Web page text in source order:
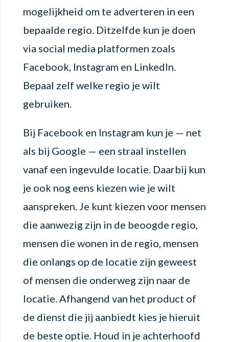
mogelijkheid om te adverteren in een
bepaalde regio. Ditzelfde kun je doen
via social media platformen zoals
Facebook, Instagram en LinkedIn.
Bepaal zelf welke regio je wilt
gebruiken.
Bij Facebook en Instagram kun je — net
als bij Google — een straal instellen
vanaf een ingevulde locatie. Daarbij kun
je ook nog eens kiezen wie je wilt
aanspreken. Je kunt kiezen voor mensen
die aanwezig zijn in de beoogde regio,
mensen die wonen in de regio, mensen
die onlangs op de locatie zijn geweest
of mensen die onderweg zijn naar de
locatie. Afhangend van het product of
de dienst die jij aanbiedt kies je hieruit
de beste optie. Houd in je achterhoofd